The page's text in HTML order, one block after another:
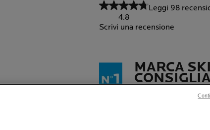
4.8
Leggi 98
Scrivi una recensione
MARCA
MONDO
Deodorante 48